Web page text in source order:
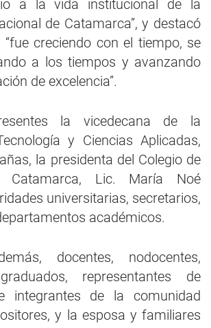
a la vida institucional de la
de Catamarca”, y destacó
creciendo con el tiempo, se
a los tiempos y avanzando
de excelencia”.
la vicedecana de la
y Ciencias Aplicadas,
la presidenta del Colegio de
Catamarca, Lic. María Noé
universitarias, secretarios,
académicos.
docentes, nodocentes,
representantes de
integrantes de la comunidad
y la esposa y familiares